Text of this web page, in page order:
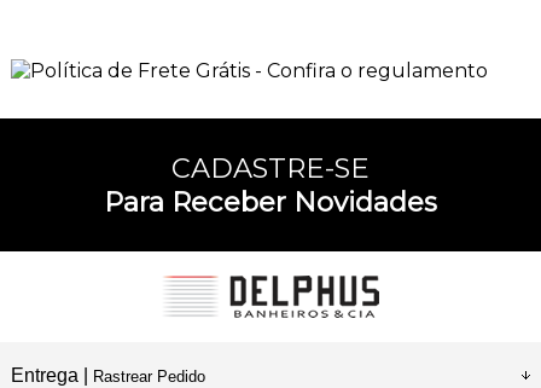
CADASTRE-SE
Para Receber Novidades
Entrega | Rastrear Pedido